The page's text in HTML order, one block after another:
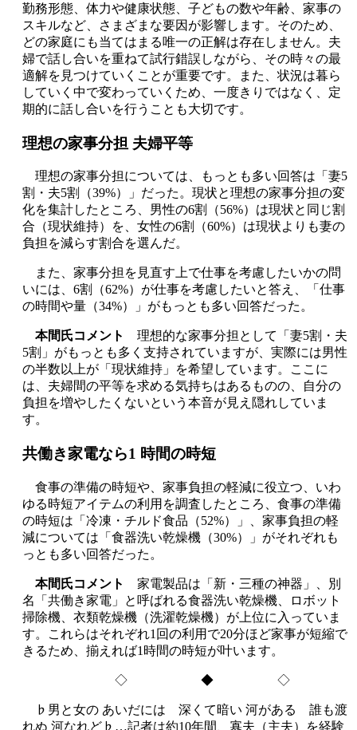
勤務形態、体力や健康状態、子どもの数や年齢、家事の
スキルなど、さまざまな要因が影響します。そのため、
どの家庭にも当てはまる唯一の正解は存在しません。夫
婦で話し合いを重ねて試行錯誤しながら、その時々の最
適解を見つけていくことが重要です。また、状況は暮ら
していく中で変わっていくため、一度きりではなく、定
期的に話し合いを行うことも大切です。
理想の家事分担 夫婦平等
理想の家事分担については、もっとも多い回答は「妻5
割・夫5割（39%）」だった。現状と理想の家事分担の変
化を集計したところ、男性の6割（56%）は現状と同じ割
合（現状維持）を、女性の6割（60%）は現状よりも妻の
負担を減らす割合を選んだ。
また、家事分担を見直す上で仕事を考慮したいかの問
いには、6割（62%）が仕事を考慮したいと答え、「仕事
の時間や量（34%）」がもっとも多い回答だった。
本間氏コメント
理想的な家事分担として「妻5割・夫
5割」がもっとも多く支持されていますが、実際には男性
の半数以上が「現状維持」を希望しています。ここに
は、夫婦間の平等を求める気持ちはあるものの、自分の
負担を増やしたくないという本音が見え隠れしていま
す。
共働き家電なら1 時間の時短
食事の準備の時短や、家事負担の軽減に役立つ、いわ
ゆる時短アイテムの利用を調査したところ、食事の準備
の時短は「冷凍・チルド食品（52%）」、家事負担の軽
減については「食器洗い乾燥機（30%）」がそれぞれも
っとも多い回答だった。
本間氏コメント
家電製品は「新・三種の神器」、別
名「共働き家電」と呼ばれる食器洗い乾燥機、ロボット
掃除機、衣類乾燥機（洗濯乾燥機）が上位に入っていま
す。これらはそれぞれ1回の利用で20分ほど家事が短縮で
きるため、揃えれば1時間の時短が叶います。
◇ ◆ ◇
♭男と女の あいだには 深くて暗い 河がある 誰も渡
れぬ 河なれど♭…記者は約10年間、寡夫（主夫）を経験